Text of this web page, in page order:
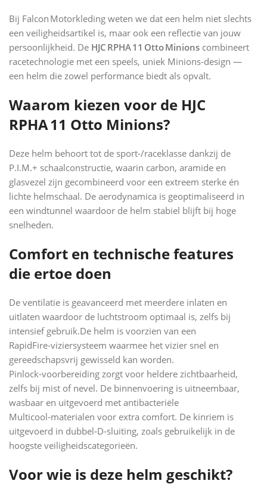
Bij Falcon Motorkleding weten we dat een helm niet slechts
een veiligheidsartikel is, maar ook een reflectie van jouw
persoonlijkheid. De HJC RPHA 11 Otto Minions combineert
racetechnologie met een speels, uniek Minions‑design —
een helm die zowel performance biedt als opvalt.
Waarom kiezen voor de HJC
RPHA 11 Otto Minions?
Deze helm behoort tot de sport‑/raceklasse dankzij de
P.I.M.+ schaalconstructie, waarin carbon, aramide en
glasvezel zijn gecombineerd voor een extreem sterke én
lichte helmschaal. De aerodynamica is geoptimaliseerd in
een windtunnel waardoor de helm stabiel blijft bij hoge
snelheden.
Comfort en technische features
die ertoe doen
De ventilatie is geavanceerd met meerdere inlaten en
uitlaten waardoor de luchtstroom optimaal is, zelfs bij
intensief gebruik.De helm is voorzien van een
RapidFire‑viziersysteem waarmee het vizier snel en
gereedschapsvrij gewisseld kan worden.
Pinlock‑voorbereiding zorgt voor heldere zichtbaarheid,
zelfs bij mist of nevel. De binnenvoering is uitneembaar,
wasbaar en uitgevoerd met antibacteriële
Multicool‑materialen voor extra comfort. De kinriem is
uitgevoerd in dubbel‑D‑sluiting, zoals gebruikelijk in de
hoogste veiligheidscategorieën.
Voor wie is deze helm geschikt?